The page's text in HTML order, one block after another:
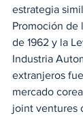
estrategia
Promoción de
de 1962 y la
Industria
extranjeros
mercado
joint ventures